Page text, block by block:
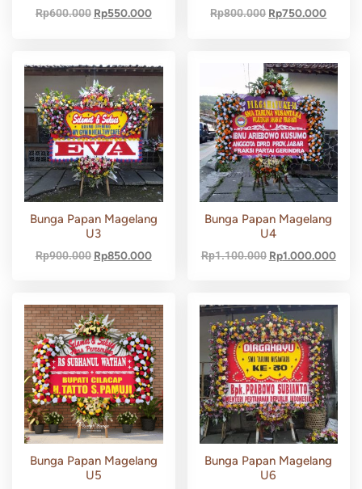
Rp600.000 Rp550.000 Rp800.000 Rp750.000
Bunga Papan Magelang
U3
Rp900.000 Rp850.000
Bunga Papan Magelang
U4
Rp1.100.000 Rp1.000.000
Bunga Papan Magelang
U5
Bunga Papan Magelang
U6